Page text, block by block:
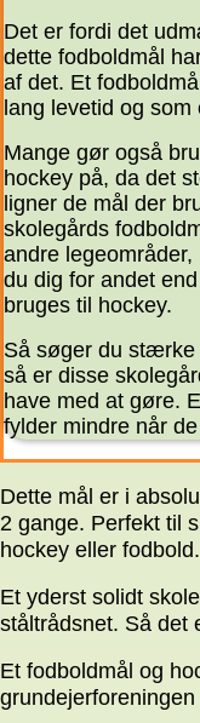
Det er fordi det
dette fodboldmål
af det. Et
lang levetid og
Mange gør også
hockey på, da det
ligner de mål der
skolegårds
andre
du dig for andet
bruges til hockey.
Så søger du stærke
så er disse
have med at gøre.
fylder mindre når
Dette mål er i
2 gange. Perfekt til
hockey eller fodbold.
Et yderst solidt
ståltrådsnet. Så det
Et fodboldmål og